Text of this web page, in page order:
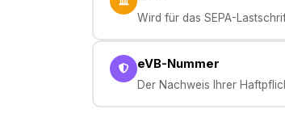
Wird für das SEPA-
eVB-Nummer
Der Nachweis Ihrer